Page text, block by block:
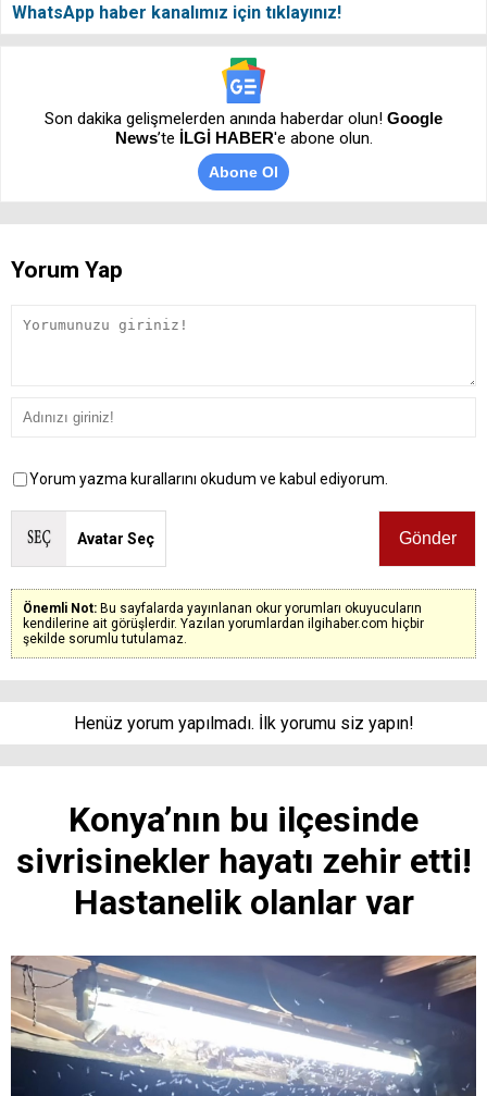
WhatsApp haber kanalımız için tıklayınız!
Son dakika gelişmelerden anında haberdar olun! Google
News’te İLGİ HABER'e abone olun.
Abone Ol
Yorum Yap
Yorum yazma kurallarını okudum ve kabul ediyorum.
Avatar Seç
Önemli Not: Bu sayfalarda yayınlanan okur yorumları okuyucuların
kendilerine ait görüşlerdir. Yazılan yorumlardan ilgihaber.com hiçbir
şekilde sorumlu tutulamaz.
Henüz yorum yapılmadı. İlk yorumu siz yapın!
Konya’nın bu ilçesinde
sivrisinekler hayatı zehir etti!
Hastanelik olanlar var